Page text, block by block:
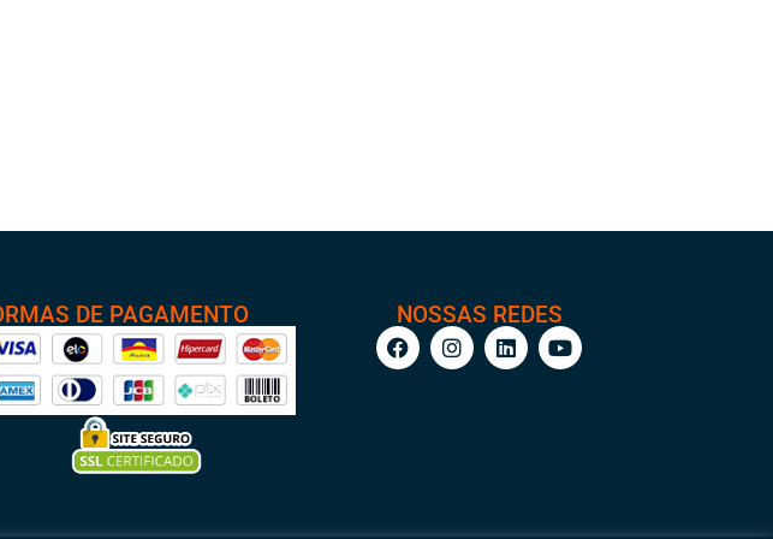
DE PAGAMENTO NOSSAS REDES